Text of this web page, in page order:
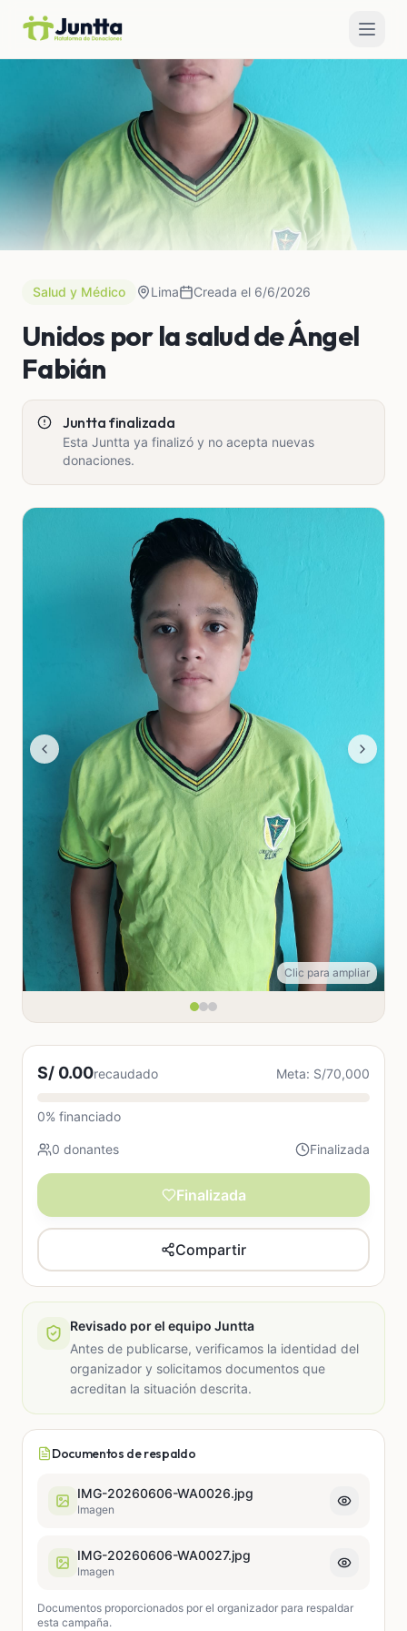
Salud y Médico Lima Creada el 6/6/2026
Unidos por la salud de Ángel
Fabián
Juntta finalizada
Esta Juntta ya finalizó y no acepta nuevas
donaciones.
Clic para ampliar
S/ 0.00recaudado Meta: S/70,000
0% financiado
0 donantes Finalizada
Finalizada
Compartir
Revisado por el equipo Juntta
Antes de publicarse, verificamos la identidad del
organizador y solicitamos documentos que
acreditan la situación descrita.
Documentos de respaldo
IMG-20260606-WA0026.jpg
Imagen
IMG-20260606-WA0027.jpg
Imagen
Documentos proporcionados por el organizador para respaldar
esta campaña.